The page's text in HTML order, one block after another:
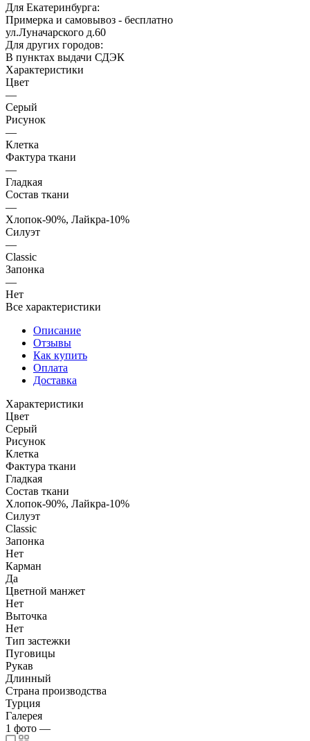
Для Екатеринбурга:
Примерка и самовывоз - бесплатно
ул.Луначарского д.60
Для других городов:
В пунктах выдачи СДЭК
Характеристики
Цвет
—
Серый
Рисунок
—
Клетка
Фактура ткани
—
Гладкая
Состав ткани
—
Хлопок-90%, Лайкра-10%
Силуэт
—
Classic
Запонка
—
Нет
Все характеристики
Описание
Отзывы
Как купить
Оплата
Доставка
Характеристики
Цвет
Серый
Рисунок
Клетка
Фактура ткани
Гладкая
Состав ткани
Хлопок-90%, Лайкра-10%
Силуэт
Classic
Запонка
Нет
Карман
Да
Цветной манжет
Нет
Выточка
Нет
Тип застежки
Пуговицы
Рукав
Длинный
Страна производства
Турция
Галерея
1 фото —